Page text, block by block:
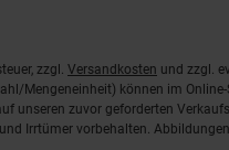
zzgl. Versandkosten und zzgl.
Mengeneinheit) können im
unseren zuvor geforderten
Irrtümer vorbehalten.